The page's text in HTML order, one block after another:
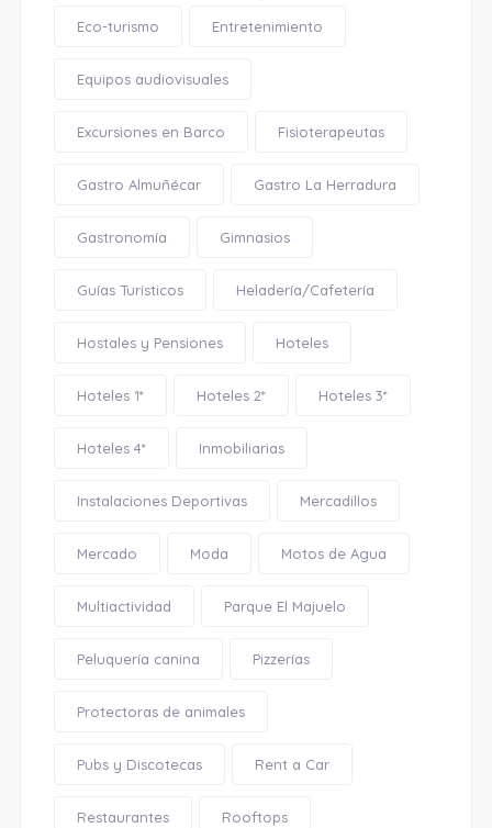
Eco-turismo Entretenimiento
Equipos audiovisuales
Excursiones en Barco Fisioterapeutas
Gastro Almuñécar Gastro La Herradura
Gastronomía Gimnasios
Guías Turísticos Heladería/Cafetería
Hostales y Pensiones Hoteles
Hoteles 1* Hoteles 2* Hoteles 3*
Hoteles 4* Inmobiliarias
Instalaciones Deportivas Mercadillos
Mercado Moda Motos de Agua
Multiactividad Parque El Majuelo
Peluquería canina Pizzerías
Protectoras de animales
Pubs y Discotecas Rent a Car
Restaurantes Rooftops